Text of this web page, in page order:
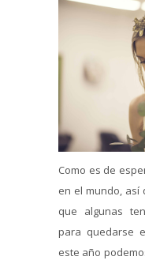
Como es de
en el mundo, así
que algunas
para quedarse
este año